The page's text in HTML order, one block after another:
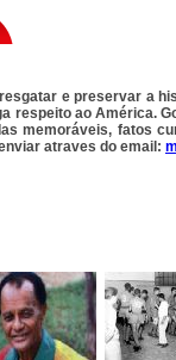
e preservar a
respeito ao América.
memoráveis, fatos
atraves do email: